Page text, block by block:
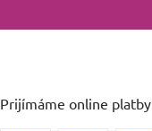
Prijímáme online platby